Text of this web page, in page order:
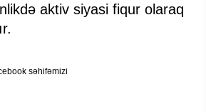
aktiv siyasi fiqur olaraq
səhifəmizi